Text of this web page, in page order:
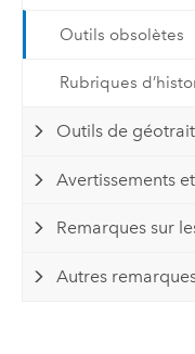
Outils obsolètes
Rubriques
Outils de
Avertissements
Remarques sur
Autres